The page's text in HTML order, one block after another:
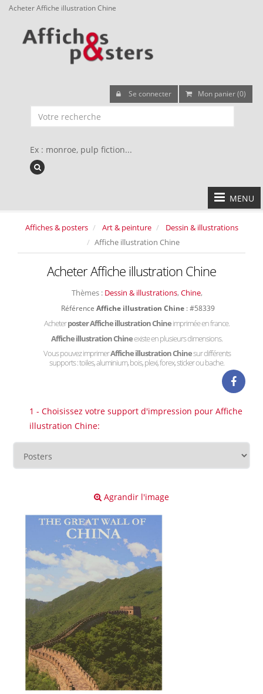
Acheter Affiche illustration Chine
Se connecter Mon panier (0)
Ex : monroe, pulp fiction...
MENU
Affiches & posters Art & peinture
Dessin & illustrations
Affiche illustration Chine
Acheter Affiche illustration Chine
Thèmes : Dessin & illustrations, Chine,
Référence Affiche illustration Chine : #58339
Acheterposter Affiche illustration Chineimprimée en france.
Affiche illustration Chineexiste en plusieurs dimensions.
Vous pouvez imprimerAffiche illustration Chinesur différents
supports : toiles, aluminium, bois, plexi, forex, sticker ou bache.
1 - Choisissez votre support d'impression pour Affiche
illustration Chine:
Agrandir l'image